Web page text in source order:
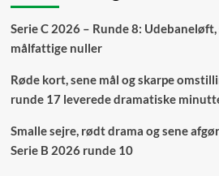
Serie C 2026 – Runde 8:
målfattige nuller
Røde kort, sene mål og skarpe
runde 17 leverede dramatiske
Smalle sejre, rødt drama og sene
Serie B 2026 runde 10